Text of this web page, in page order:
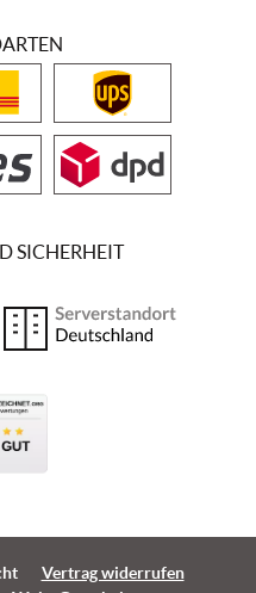
SICHERHEIT
Vertrag widerrufen